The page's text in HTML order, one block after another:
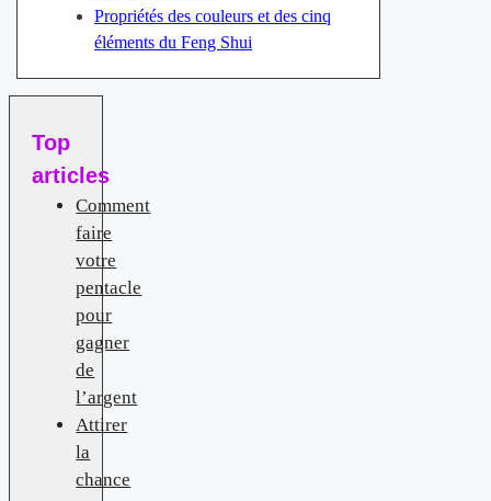
Propriétés des couleurs et des cinq
éléments du Feng Shui
Top
articles
Comment
faire
votre
pentacle
pour
gagner
de
l’argent
Attirer
la
chance